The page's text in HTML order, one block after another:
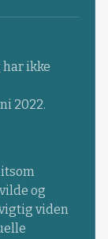
ikke
2022.
og
viden